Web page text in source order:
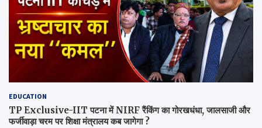
EDUCATION
TP Exclusive-IIT पटना में NIRF रैंकिंग का गोरखधंधा, जालसाजी और
फर्जीवाड़ा चरम पर शिक्षा मंत्रालय कब जागेगा ?